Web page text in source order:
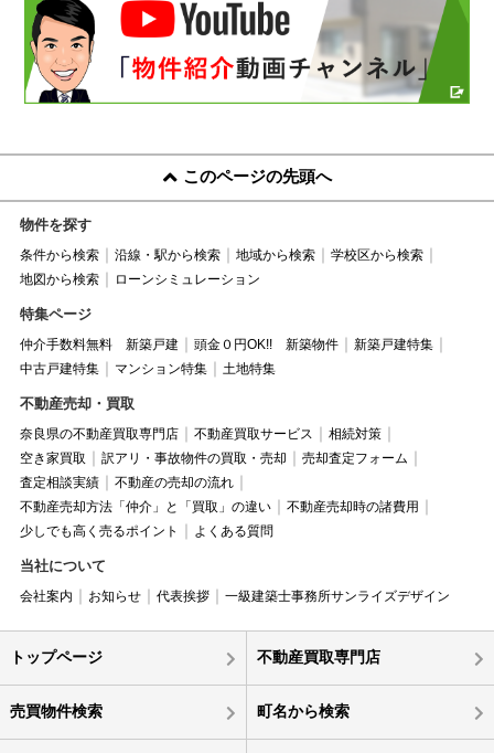
このページの先頭へ
物件を探す
条件から検索 沿線・駅から検索 地域から検索
学校区から検索
地図から検索
ローンシミュレーション
特集ページ
仲介手数料無料 新築戸建 頭金０円OK!! 新築物件
新築戸建特集
中古戸建特集
マンション特集 土地特集
不動産売却・買取
奈良県の不動産買取専門店 不動産買取サービス
相続対策
空き家買取
訳アリ・事故物件の買取・売却
売却査定フォーム
査定相談実績
不動産の売却の流れ
不動産売却方法「仲介」と「買取」の違い
不動産売却時の諸費用
少しでも高く売るポイント
よくある質問
当社について
会社案内 お知らせ 代表挨拶 一級建築士事務所サンライズデザイン
トップページ 不動産買取専門店
売買物件検索 町名から検索